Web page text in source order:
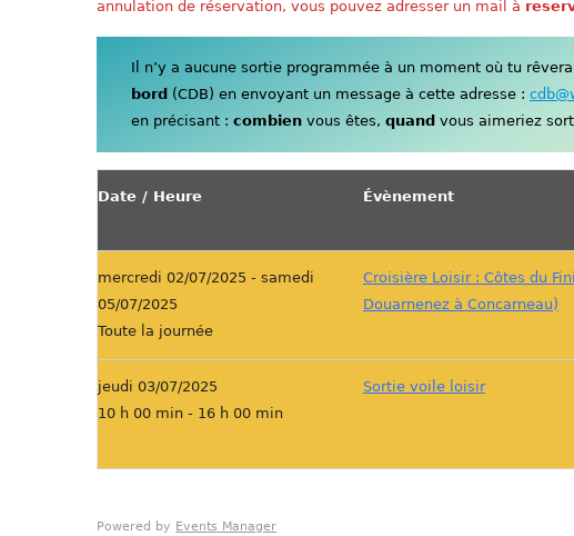
annulation de réservation, vous pouvez adresser un mail à
Il n’y a aucune sortie programmée à un moment où tu
bord (CDB) en envoyant un message à cette adresse :
en précisant : combienvous êtes, quand vous aimeriez
Date / Heure Évènement
mercredi 02/07/2025 - samedi
05/07/2025
Toute la journée
Croisière Loisir : Côtes du
Douarnenez à Concarneau)
jeudi 03/07/2025
10 h 00 min - 16 h 00 min
Sortie voile loisir
Powered by Events Manager